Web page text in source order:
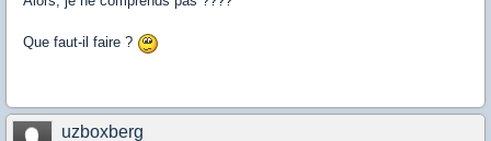
Que faut-il faire ?
uzboxberg